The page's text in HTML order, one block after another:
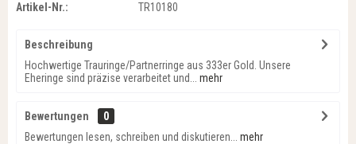
Artikel-Nr.: TR10180
Beschreibung
Hochwertige Trauringe/Partnerringe aus 333er Gold. Unsere
Eheringe sind präzise verarbeitet und...
mehr
Bewertungen
0
Bewertungen lesen, schreiben und diskutieren...
mehr